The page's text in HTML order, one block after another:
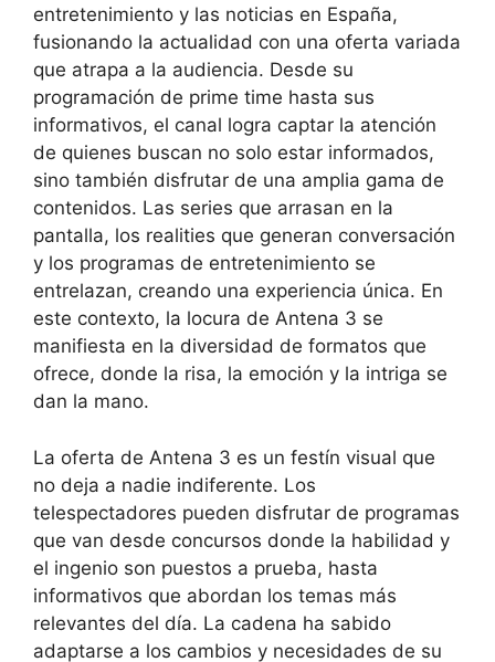
entretenimiento y las noticias en España,
fusionando la actualidad con una oferta variada
que atrapa a la audiencia. Desde su
programación de prime time hasta sus
informativos, el canal logra captar la atención
de quienes buscan no solo estar informados,
sino también disfrutar de una amplia gama de
contenidos. Las series que arrasan en la
pantalla, los realities que generan conversación
y los programas de entretenimiento se
entrelazan, creando una experiencia única. En
este contexto, la locura de Antena 3 se
manifiesta en la diversidad de formatos que
ofrece, donde la risa, la emoción y la intriga se
dan la mano.
La oferta de Antena 3 es un festín visual que
no deja a nadie indiferente. Los
telespectadores pueden disfrutar de programas
que van desde concursos donde la habilidad y
el ingenio son puestos a prueba, hasta
informativos que abordan los temas más
relevantes del día. La cadena ha sabido
adaptarse a los cambios y necesidades de su